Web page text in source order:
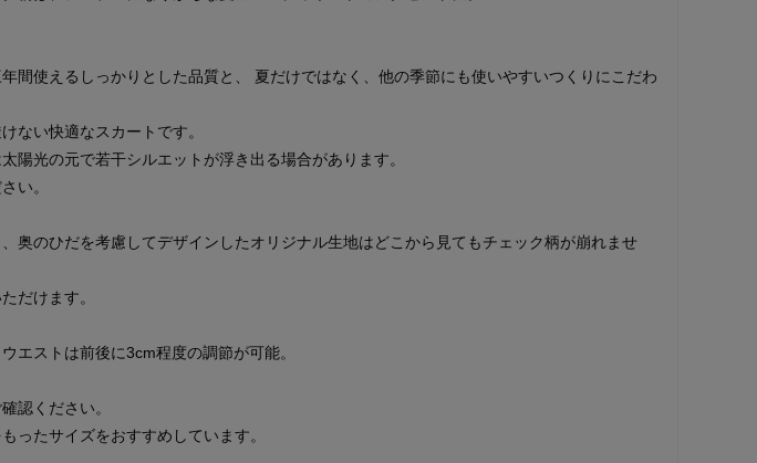
間使えるしっかりとした品質と、 夏だけではなく、他の季節にも使いやすいつくりにこだわ
ない快適なスカートです。
光の元で若干シルエットが浮き出る場合があります。
い。
奥のひだを考慮してデザインしたオリジナル生地はどこから見てもチェック柄が崩れませ
だけます。
エストは前後に3cm程度の調節が可能。
認ください。
ったサイズをおすすめしています。